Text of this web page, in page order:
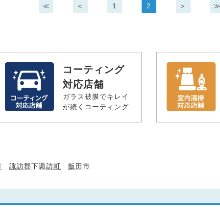
≪ ＜ 1 2 ＞ ≫
コーティング
対応店舗
ガラス被膜でキレイ
が続くコーティング
諏訪郡下諏訪町 飯田市